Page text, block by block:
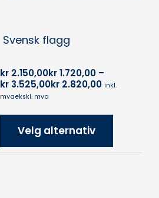
Svensk flagg
kr2.150,00kr1.720,00 –
kr3.525,00kr2.820,00 inkl.
mvaekskl. mva
Velg alternativ